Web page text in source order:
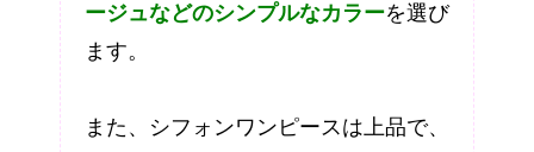
ージュなどのシンプルなカラーを選び
ます。
また、シフォンワンピースは上品で、